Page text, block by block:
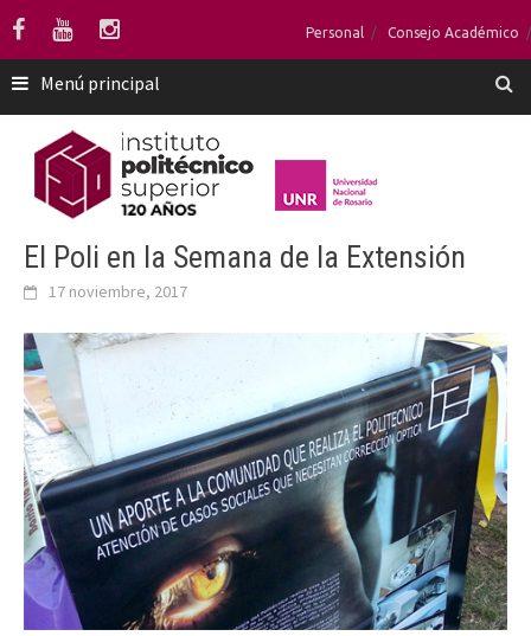
Saltar
contenido
Personal Consejo Académico
Menú principal
El Poli en la Semana de la Extensión
17 noviembre, 2017